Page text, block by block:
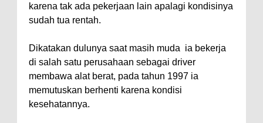
karena tak ada pekerjaan lain apalagi kondisinya
sudah tua rentah.
Dikatakan dulunya saat masih muda ia bekerja
di salah satu perusahaan sebagai driver
membawa alat berat, pada tahun 1997 ia
memutuskan berhenti karena kondisi
kesehatannya.